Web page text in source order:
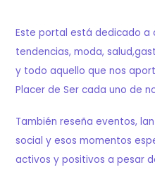
Este portal está dedicado a
tendencias, moda,
y todo aquello que nos
Placer de Ser cada uno de
También reseña eventos,
social y esos momentos
activos y positivos a pesar